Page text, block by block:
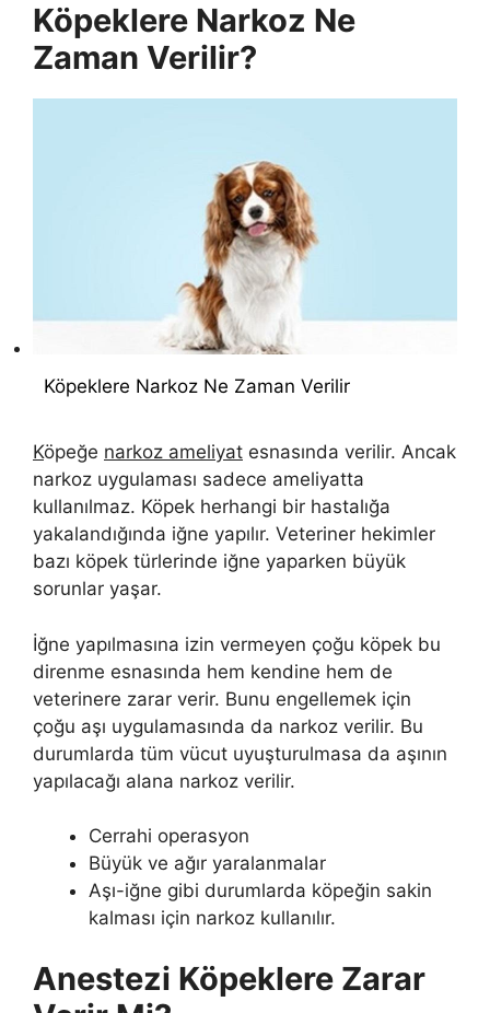
Köpeklere Narkoz Ne
Zaman Verilir?
Köpeklere Narkoz Ne Zaman Verilir
Köpeğe narkoz ameliyat esnasında verilir. Ancak
narkoz uygulaması sadece ameliyatta
kullanılmaz. Köpek herhangi bir hastalığa
yakalandığında iğne yapılır. Veteriner hekimler
bazı köpek türlerinde iğne yaparken büyük
sorunlar yaşar.
İğne yapılmasına izin vermeyen çoğu köpek bu
direnme esnasında hem kendine hem de
veterinere zarar verir. Bunu engellemek için
çoğu aşı uygulamasında da narkoz verilir. Bu
durumlarda tüm vücut uyuşturulmasa da aşının
yapılacağı alana narkoz verilir.
Cerrahi operasyon
Büyük ve ağır yaralanmalar
Aşı-iğne gibi durumlarda köpeğin sakin
kalması için narkoz kullanılır.
Anestezi Köpeklere Zarar